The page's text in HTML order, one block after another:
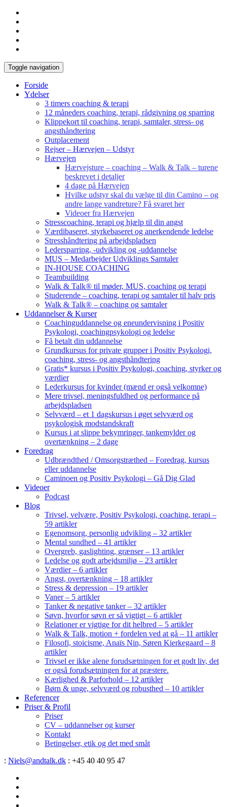
Toggle navigation
Forside
Ydelser
3 timers coaching & terapi
12 måneders coaching, terapi, rådgivning og sparring
Klippekort til coaching, terapi, samtaler, stress- og
angsthåndtering
Outplacement
Rejser – Hærvejen – Udstyr
Hærvejen
Hærvejsture – coaching – Walk & Talk – turene
beskrevet i detaljer
4 dage på Hærvejen
Hvilke udstyr skal du vælge til din Camino – og
andre lange vandreture? Få svaret her
Videoer fra Hærvejen
Stresscoaching, terapi og hjælp til din angst
Værdibaseret, styrkebaseret og anerkendende ledelse
Stresshåndtering på arbejdspladsen
Ledersparring, -udvikling og -uddannelse
MUS – Medarbejder Udviklings Samtaler
IN-HOUSE COACHING
Teambuilding
Walk & Talk® til møder, MUS, coaching og terapi
Studerende – coaching, terapi og samtaler til halv pris
Walk & Talk® – coaching og samtaler
Uddannelser & Kurser
Coachinguddannelse og eneundervisning i Positiv
Psykologi, coachingpsykologi og ledelse
Få betalt din uddannelse
Grundkursus for private grupper i Positiv Psykologi,
coaching, stress- og angsthåndtering
Gratis* kursus i Positiv Psykologi, coaching, styrker og
værdier
Lederkursus for kvinder (mænd er også velkomne)
Mere trivsel, meningsfuldhed og performance på
arbejdspladsen
Selvværd – et 1 dagskursus i øget selvværd og
psykologisk modstandskraft
Kursus i at slippe bekymringer, tankemylder og
overtænkning – 2 dage
Foredrag
Udbrændthed / Omsorgstræthed – Foredrag, kursus
eller uddannelse
Caminoen og Positiv Psykologi – Gå Dig Glad
Videoer
Podcast
Blog
Trivsel, velvære, Positiv Psykologi, coaching, terapi –
59 artikler
Egenomsorg, personlig udvikling – 32 artikler
Mental sundhed – 41 artikler
Overgreb, gaslighting, grænser – 13 artikler
Ledelse og godt arbejdsmiljø – 23 artikler
Værdier – 6 artikler
Angst, overtænkning – 18 artikler
Stress & depression – 19 artikler
Vaner – 5 artikler
Tanker & negative tanker – 32 artikler
Søvn, hvorfor søvn er så vigtigt – 6 artikler
Relationer er vigtige for dit helbred – 5 artikler
Walk & Talk, motion + fordelen ved at gå – 11 artikler
Filosofi, stoicisme, Anaïs Nin, Søren Kierkegaard – 8
artikler
Trivsel er ikke alene forudsætningen for et godt liv, det
er også forudsætningen for at præstere.
Kærlighed & Parforhold – 12 artikler
Børn & unge, selvværd og robusthed – 10 artikler
Referencer
Priser & Profil
Priser
CV – uddannelser og kurser
Kontakt
Betingelser, etik og det med småt
: Niels@andtalk.dk : +45 40 40 95 47